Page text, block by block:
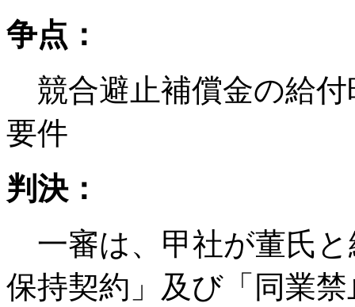
争点：
競合避止補償金の給
要件
判決：
一審は、甲社が董氏
保持契約」及び「同業